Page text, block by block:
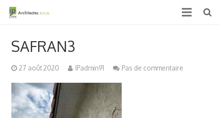
Actualités & médias
SAFRAN3
27 août 2020 IPadmin91 Pas de commentaire